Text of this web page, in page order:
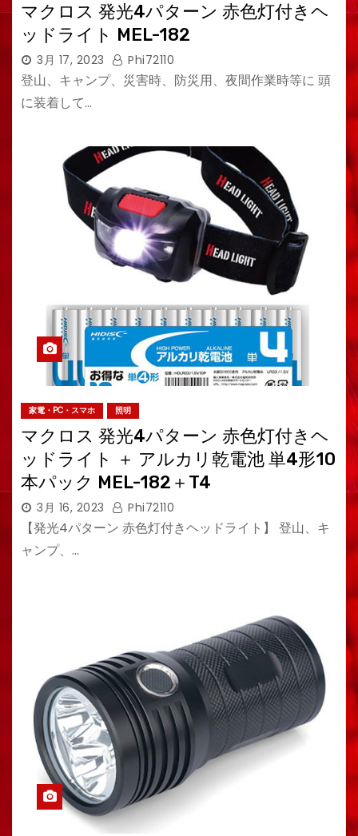
マクロス 発光4パターン 赤色灯付きヘ
ッドライト MEL-182
3月 17, 2023 Phi72110
登山、キャンプ、災害時、防災用、夜間作業時等に 頭
に装着して…
家電・PC・スマホ 照明
マクロス 発光4パターン 赤色灯付きヘ
ッドライト ＋ アルカリ乾電池 単4形10
本パック MEL-182＋T4
3月 16, 2023 Phi72110
【発光4パターン 赤色灯付きヘッドライト】 登山、キ
ャンプ、…